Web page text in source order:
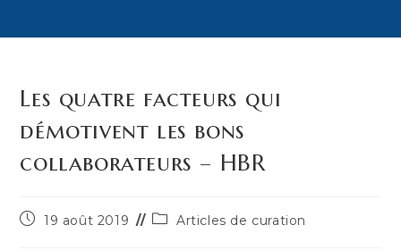
Les quatre facteurs qui
démotivent les bons
collaborateurs – HBR
Publication
19 août 2019
PostArticles de curation